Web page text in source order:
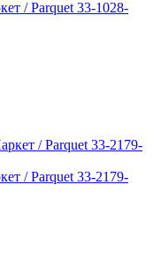
/ Parquet 33-1028-
/ Parquet 33-2179-